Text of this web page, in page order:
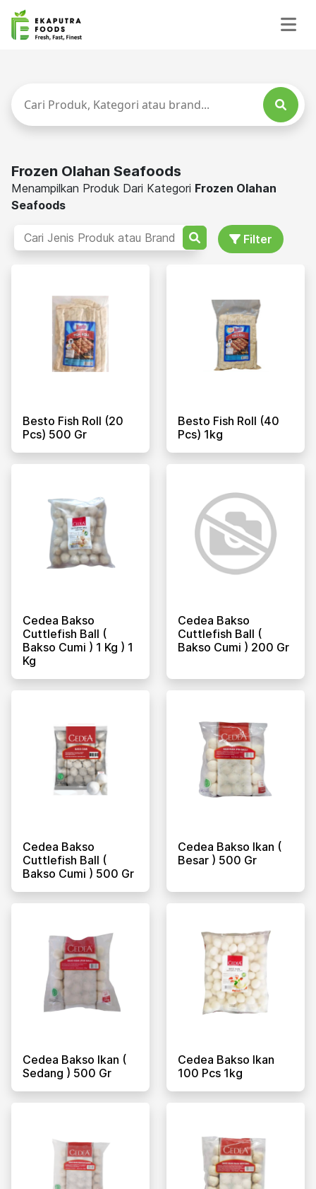
Frozen Olahan Seafoods
Menampilkan Produk Dari Kategori Frozen Olahan
Seafoods
Filter
Besto Fish Roll (20
Pcs) 500 Gr
Besto Fish Roll (40
Pcs) 1kg
Cedea Bakso
Cuttlefish Ball (
Bakso Cumi ) 1 Kg ) 1
Kg
Cedea Bakso
Cuttlefish Ball (
Bakso Cumi ) 200 Gr
Cedea Bakso
Cuttlefish Ball (
Bakso Cumi ) 500 Gr
Cedea Bakso Ikan (
Besar ) 500 Gr
Cedea Bakso Ikan (
Sedang ) 500 Gr
Cedea Bakso Ikan
100 Pcs 1kg